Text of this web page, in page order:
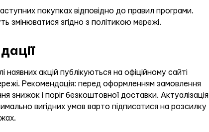
покупках відповідно до правил програми.
змінюватися згідно з політикою мережі.
наявних акцій публікуються на офіційному сайті
Рекомендація: перед оформленням замовлення
знижок і поріг безкоштовної доставки. Актуалізація
вигідних умов варто підписатися на розсилку